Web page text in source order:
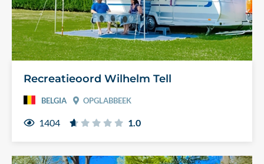
Recreatieoord Wilhelm Tell
BELGIA OPGLABBEEK
1404 1.0